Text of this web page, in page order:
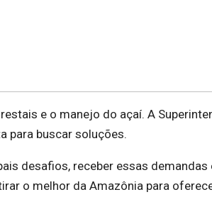
e o manejo do açaí. A
para buscar soluções.
desafios, receber essas
o melhor da Amazônia para